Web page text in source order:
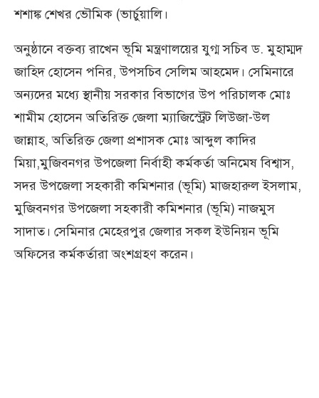
শশাঙ্ক শেখর ভৌমিক (ভার্চুয়ালি।
অনুষ্ঠানে বক্তব্য রাখেন ভূমি মন্ত্রণালয়ের যুগ্ম সচিব ড. মুহাম্মদ
জাহিদ হোসেন পনির, উপসচিব সেলিম আহমেদ। সেমিনারে
অন্যদের মধ্যে স্থানীয় সরকার বিভাগের উপ পরিচালক মোঃ
শামীম হোসেন অতিরিক্ত জেলা ম্যাজিস্ট্রেট লিউজা-উল
জান্নাহ, অতিরিক্ত জেলা প্রশাসক মোঃ আব্দুল কাদির
মিয়া,মুজিবনগর উপজেলা নির্বাহী কর্মকর্তা অনিমেষ বিশ্বাস,
সদর উপজেলা সহকারী কমিশনার (ভূমি) মাজহারুল ইসলাম,
মুজিবনগর উপজেলা সহকারী কমিশনার (ভূমি) নাজমুস
সাদাত। সেমিনার মেহেরপুর জেলার সকল ইউনিয়ন ভূমি
অফিসের কর্মকর্তারা অংশগ্রহণ করেন।